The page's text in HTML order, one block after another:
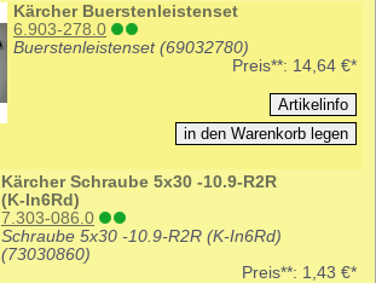
Kärcher Buerstenleistenset
6.903-278.0
Buerstenleistenset (69032780)
Preis**: 14,64 €*
Kärcher Schraube 5x30 -10.9-R2R
(K-In6Rd)
7.303-086.0
Schraube 5x30 -10.9-R2R (K-In6Rd)
(73030860)
Preis**: 1,43 €*